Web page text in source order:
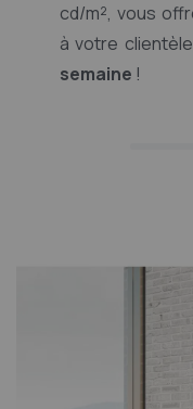
cd/m², vous
à votre
semaine !